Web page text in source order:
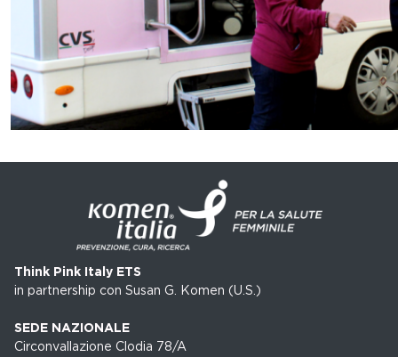
Think Pink Italy ETS
in partnership con Susan G. Komen (U.S.)
SEDE NAZIONALE
Circonvallazione Clodia 78/A